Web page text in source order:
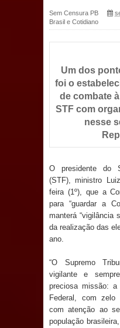
dentro do
12
para
Anjos
O
aborda
jurídico
Sem Censura PB
Brasil e Cotidiano
Um dos
foi o
de combate
STF com
nesse
O presidente do
(STF), ministro
feira (1º), que a
para “guardar a
manterá “vigilância
da realização das
ano.
“O Supremo
vigilante e
preciosa missão:
Federal, com
com atenção ao
população